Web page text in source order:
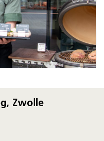
Zwolle